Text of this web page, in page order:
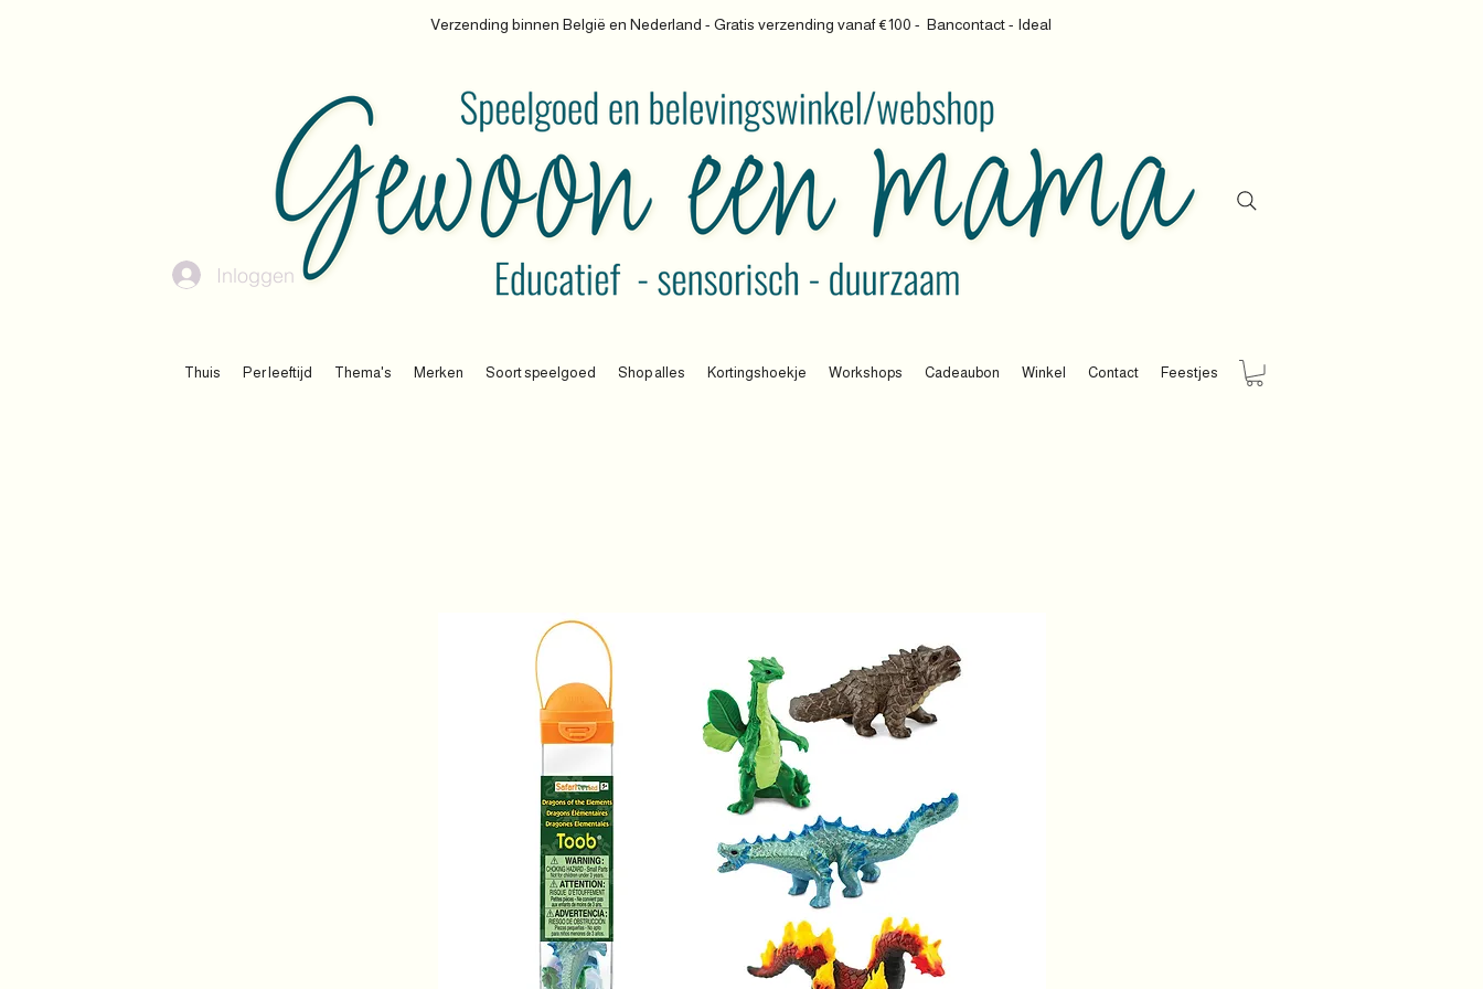
Verzending binnen België en Nederland - Gratis verzending vanaf €100 - Bancontact - Ideal
Thuis Per leeftijd Thema's Merken Soort speelgoed Shop alles Kortingshoekje Workshops Cadeaubon Winkel Contact Feestjes
Inloggen